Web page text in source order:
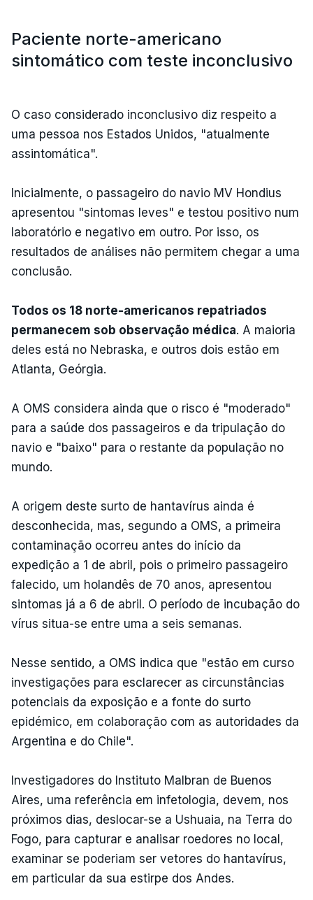
Paciente norte-americano
sintomático com teste inconclusivo
O caso considerado inconclusivo diz respeito a
uma pessoa nos Estados Unidos, "atualmente
assintomática".
Inicialmente, o passageiro do navio MV Hondius
apresentou "sintomas leves" e testou positivo num
laboratório e negativo em outro. Por isso, os
resultados de análises não permitem chegar a uma
conclusão.
Todos os 18 norte-americanos repatriados
permanecem sob observação médica. A maioria
deles está no Nebraska, e outros dois estão em
Atlanta, Geórgia.
A OMS considera ainda que o risco é "moderado"
para a saúde dos passageiros e da tripulação do
navio e "baixo" para o restante da população no
mundo.
A origem deste surto de hantavírus ainda é
desconhecida, mas, segundo a OMS, a primeira
contaminação ocorreu antes do início da
expedição a 1 de abril, pois o primeiro passageiro
falecido, um holandês de 70 anos, apresentou
sintomas já a 6 de abril. O período de incubação do
vírus situa-se entre uma a seis semanas.
Nesse sentido, a OMS indica que "estão em curso
investigações para esclarecer as circunstâncias
potenciais da exposição e a fonte do surto
epidémico, em colaboração com as autoridades da
Argentina e do Chile".
Investigadores do Instituto Malbran de Buenos
Aires, uma referência em infetologia, devem, nos
próximos dias, deslocar-se a Ushuaia, na Terra do
Fogo, para capturar e analisar roedores no local,
examinar se poderiam ser vetores do hantavírus,
em particular da sua estirpe dos Andes.